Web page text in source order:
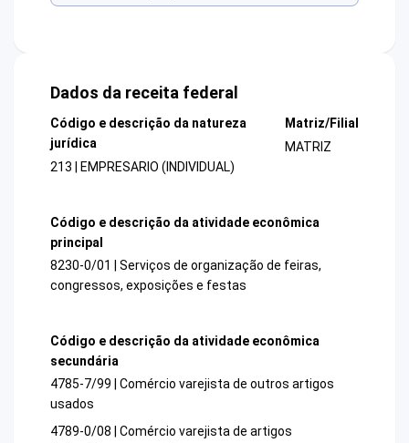
Dados da receita federal
Código e descrição da natureza
jurídica
213 | EMPRESARIO (INDIVIDUAL)
Matriz/Filial
MATRIZ
Código e descrição da atividade econômica
principal
8230-0/01 | Serviços de organização de feiras,
congressos, exposições e festas
Código e descrição da atividade econômica
secundária
4785-7/99 | Comércio varejista de outros artigos
usados
4789-0/08 | Comércio varejista de artigos